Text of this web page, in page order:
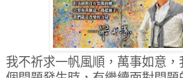
我不祈求一帆風順，萬事如意